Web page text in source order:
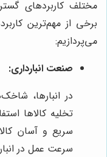
مختلف کاربردهای
برخی از مهم‌ترین
می‌پردازیم:
صنعت انبارداری:
در انبارها،
تخلیه کالاها
سریع و آسان
سرعت عمل در